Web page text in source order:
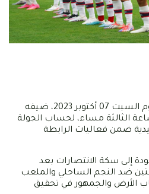
يواجه مستقبل سليمان، اليوم السبت 07 أكتوبر 2023، ضيفه
الثالثة مساء، لحساب الجولة
ضمن فعاليات الرابطة
إلى سكة الانتصارات بعد
ضد النجم الساحلي والملعب
الأرض والجمهور في تحقيق